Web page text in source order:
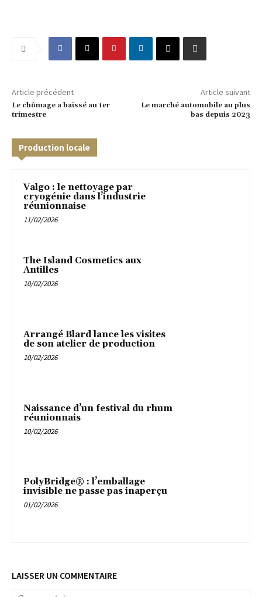
Article précédent
Le chômage a baissé au 1er
trimestre
Article suivant
Le marché automobile au plus
bas depuis 2023
Production locale
Valgo : le nettoyage par
cryogénie dans l’industrie
réunionnaise
11/02/2026
The Island Cosmetics aux
Antilles
10/02/2026
Arrangé Blard lance les visites
de son atelier de production
10/02/2026
Naissance d’un festival du rhum
réunionnais
10/02/2026
PolyBridge® : l’emballage
invisible ne passe pas inaperçu
01/02/2026
LAISSER UN COMMENTAIRE